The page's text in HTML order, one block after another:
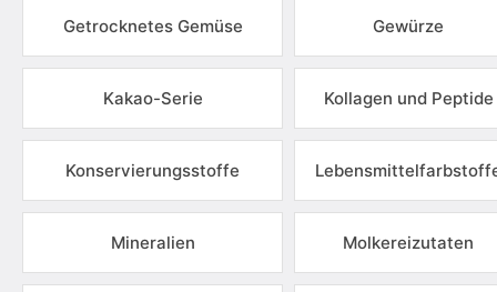
Getrocknetes Gemüse Gewürze
Kakao-Serie Kollagen und Peptide
Konservierungsstoffe
Mineralien Molkereizutaten